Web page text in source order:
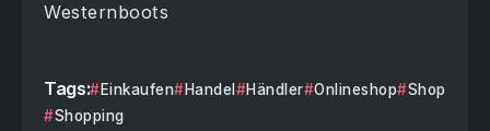
Westernboots
Tags: Einkaufen Handel Händler Onlineshop
Shop
Shopping